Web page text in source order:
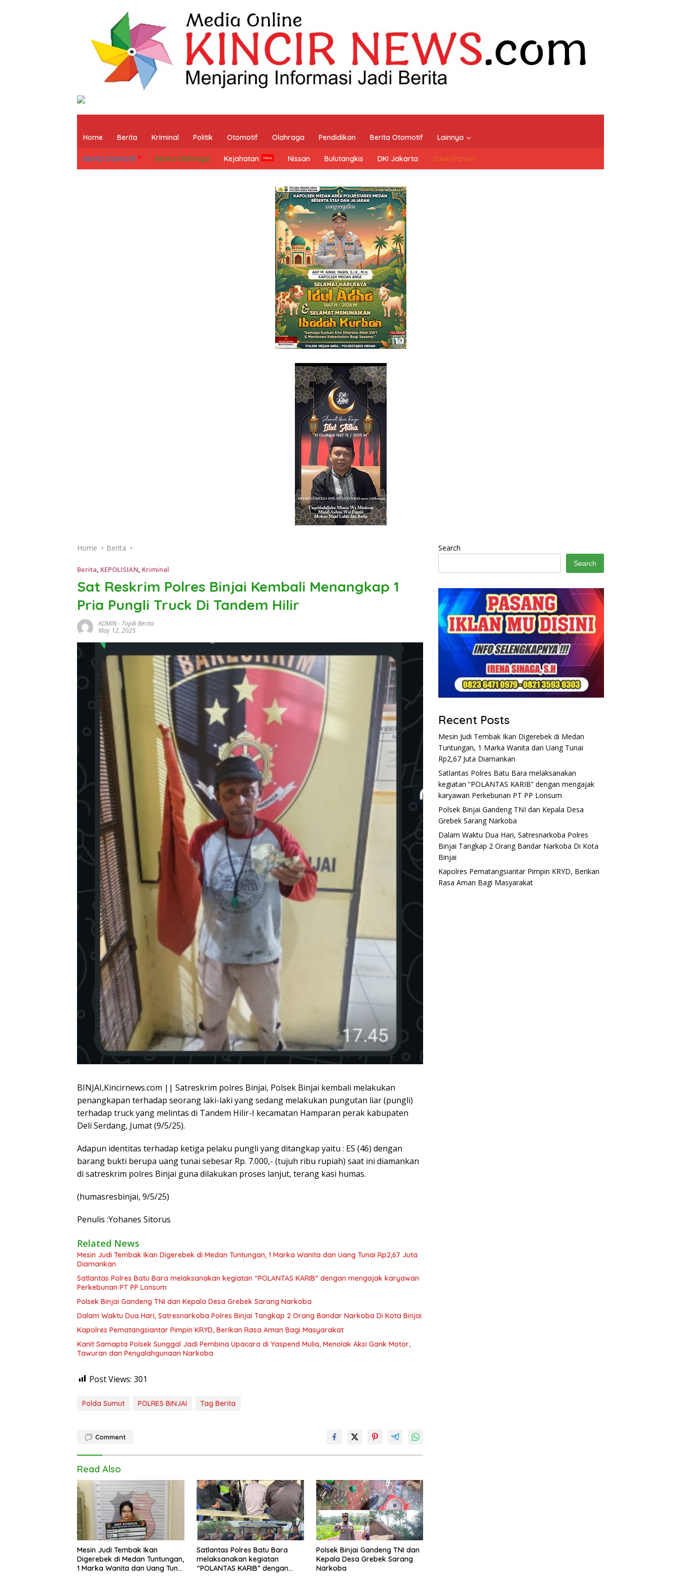
Home Berita Kriminal Politik Otomotif Olahraga Pendidikan Berita Otomotif Lainnya
Berita Otomotif Berita Olahraga Kejahatan Nissan Bulutangkis DKI Jakarta Zalal/Pantun
Home Berita
Berita KEPOLISIAN Kriminal
Sat Reskrim Polres Binjai Kembali Menangkap 1
Pria Pungli Truck Di Tandem Hilir
ADMIN- Topik Berita
May 12, 2025
BINJAI,Kincirnews.com || Satreskrim polres Binjai, Polsek Binjai kembali melakukan
penangkapan terhadap seorang laki-laki yang sedang melakukan pungutan liar (pungli)
terhadap truck yang melintas di Tandem Hilir-I kecamatan Hamparan perak kabupaten
Deli Serdang, Jumat (9/5/25).
Adapun identitas terhadap ketiga pelaku pungli yang ditangkap yaitu : ES (46) dengan
barang bukti berupa uang tunai sebesar Rp. 7.000,- (tujuh ribu rupiah) saat ini diamankan
di satreskrim polres Binjai guna dilakukan proses lanjut, terang kasi humas.
(humasresbinjai, 9/5/25)
Penulis :Yohanes Sitorus
Related News
Mesin Judi Tembak Ikan Digerebek di Medan Tuntungan, 1 Marka Wanita dan Uang Tunai Rp2,67 Juta
Diamankan
Satlantas Polres Batu Bara melaksanakan kegiatan “POLANTAS KARIB” dengan mengajak karyawan
Perkebunan PT PP Lonsum
Polsek Binjai Gandeng TNI dan Kepala Desa Grebek Sarang Narkoba
Dalam Waktu Dua Hari, Satresnarkoba Polres Binjai Tangkap 2 Orang Bandar Narkoba Di Kota Binjai
Kapolres Pematangsiantar Pimpin KRYD, Berikan Rasa Aman Bagi Masyarakat
Kanit Samapta Polsek Sunggal Jadi Pembina Upacara di Yaspend Mulia, Menolak Aksi Gank Motor,
Tawuran dan Penyalahgunaan Narkoba
Post Views: 301
Polda Sumut POLRES BINJAI Tag Berita
Comment
Read Also
Mesin Judi Tembak Ikan
Digerebek di Medan Tuntungan,
1 Marka Wanita dan Uang Tunai
Satlantas Polres Batu Bara
melaksanakan kegiatan
“POLANTAS KARIB” dengan
Polsek Binjai Gandeng TNI dan
Kepala Desa Grebek Sarang
Narkoba
Search
Search
Recent Posts
Mesin Judi Tembak Ikan Digerebek di Medan
Tuntungan, 1 Marka Wanita dan Uang Tunai
Rp2,67 Juta Diamankan
Satlantas Polres Batu Bara melaksanakan
kegiatan “POLANTAS KARIB” dengan mengajak
karyawan Perkebunan PT PP Lonsum
Polsek Binjai Gandeng TNI dan Kepala Desa
Grebek Sarang Narkoba
Dalam Waktu Dua Hari, Satresnarkoba Polres
Binjai Tangkap 2 Orang Bandar Narkoba Di Kota
Binjai
Kapolres Pematangsiantar Pimpin KRYD, Berikan
Rasa Aman Bagi Masyarakat